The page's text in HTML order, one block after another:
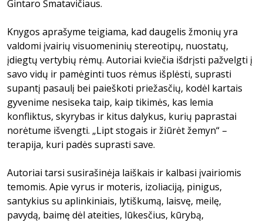
Gintaro Šmatavičiaus.
Knygos aprašyme teigiama, kad daugelis žmonių yra
valdomi įvairių visuomeninių stereotipų, nuostatų,
įdiegtų vertybių rėmų. Autoriai kviečia išdrįsti pažvelgti į
savo vidų ir pamėginti tuos rėmus išplėsti, suprasti
supantį pasaulį bei paieškoti priežasčių, kodėl kartais
gyvenime nesiseka taip, kaip tikimės, kas lemia
konfliktus, skyrybas ir kitus dalykus, kurių paprastai
norėtume išvengti. „Lipt stogais ir žiūrėt žemyn“ –
terapija, kuri padės suprasti save.
Autoriai tarsi susirašinėja laiškais ir kalbasi įvairiomis
temomis. Apie vyrus ir moteris, izoliaciją, pinigus,
santykius su aplinkiniais, lytiškumą, laisvę, meilę,
pavydą, baimę dėl ateities, lūkesčius, kūrybą,